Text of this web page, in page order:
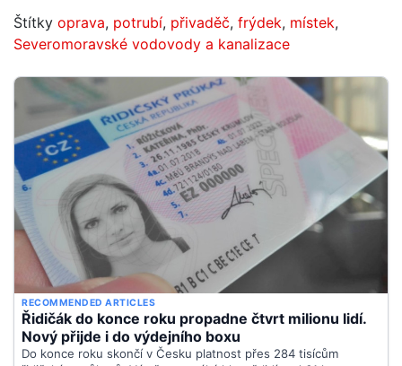
Štítky oprava, potrubí, přivaděč, frýdek, místek,
Severomoravské vodovody a kanalizace